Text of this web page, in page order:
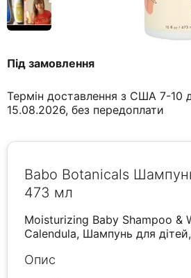
Під замовлення
Термін доставлення з США 7-10
15.08.2026, без передоплати
Babo Botanicals
473 мл
Moisturizing Baby Shampoo &
Calendula, Шампунь для
Опис